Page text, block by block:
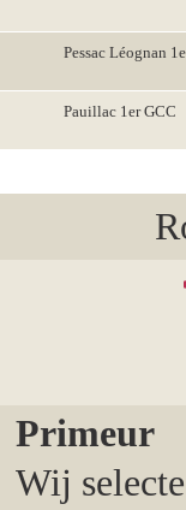
Pessac Léognan
Pauillac 1er GCC
Primeur
Wij